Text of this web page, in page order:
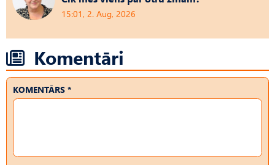
15:01, 2. Aug, 2026
Komentāri
KOMENTĀRS *